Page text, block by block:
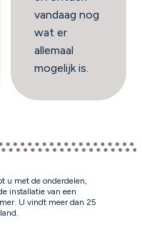
vandaag nog
wat er
allemaal
mogelijk is.
u met de onderdelen,
installatie van een
U vindt meer dan 25